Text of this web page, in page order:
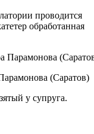
проводится
обработанная
(Саратов)
у супруга.